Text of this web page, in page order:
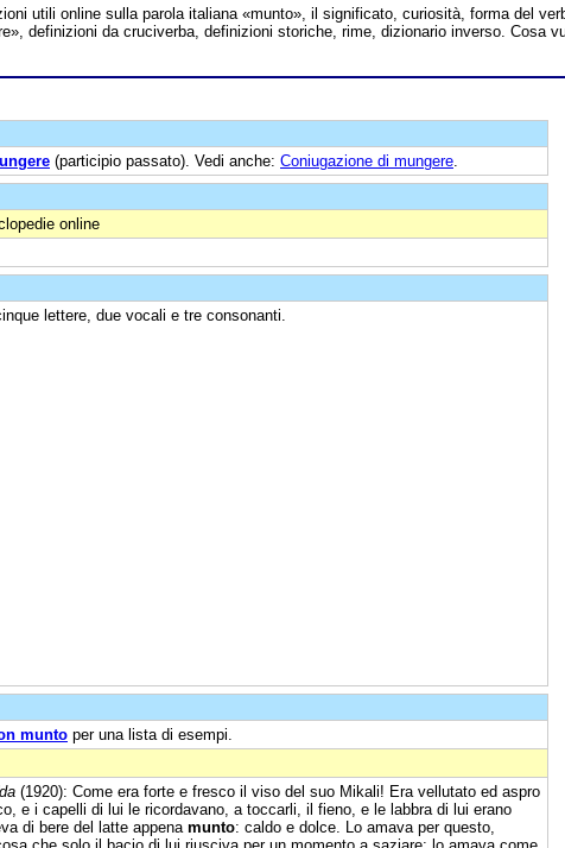
utili online sulla parola italiana «munto», il significato, curiosità, forma del
definizioni da cruciverba, definizioni storiche, rime, dizionario inverso. Cosa
(participio passato). Vedi anche: Coniugazione di mungere
online
lettere, due vocali e tre consonanti.
munto per una lista di esempi.
(1920): Come era forte e fresco il viso del suo Mikali! Era vellutato ed aspro
e i capelli di lui le ricordavano, a toccarli, il fieno, e le labbra di lui erano
di bere del latte appena munto: caldo e dolce. Lo amava per questo,
che solo il bacio di lui riusciva per un momento a saziare; lo amava come